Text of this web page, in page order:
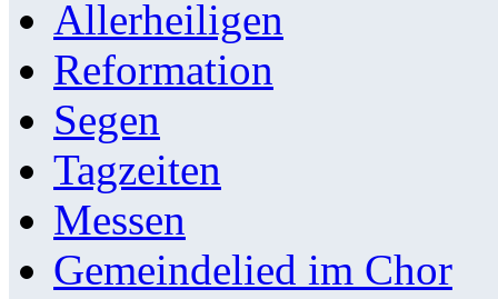
Allerheiligen
Reformation
Segen
Tagzeiten
Messen
Gemeindelied im Chor